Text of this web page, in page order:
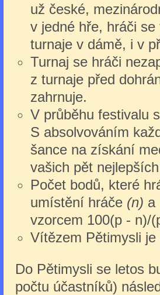
už české,
v jedné hře, hráči
turnaje v dámě, i v
Turnaj se hráči
z turnaje před
zahrnuje.
V průběhu festivalu
S absolvováním
šance na získání
vašich pět
Počet bodů, které
umístění hráče (n) a
vzorcem 100(p - n)/
Vítězem Pětimysli
Do Pětimysli se letos
počtu účastníků)